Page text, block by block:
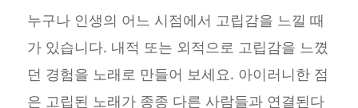
누구나 인생의 어느 시점에서 고립감을 느낄 때
가 있습니다. 내적 또는 외적으로 고립감을 느꼈
던 경험을 노래로 만들어 보세요. 아이러니한 점
은 고립된 노래가 종종 다른 사람들과 연결된다